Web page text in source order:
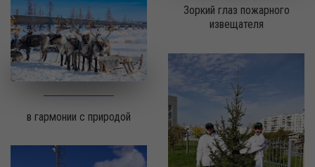
в гармонии с природой
Зоркий глаз пожарного
извещателя